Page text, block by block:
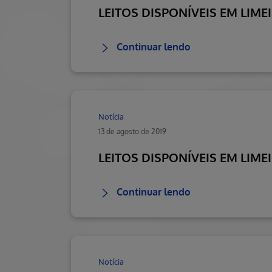
LEITOS DISPONÍVEIS EM
Continuar lendo
Notícia
13 de agosto de 2019
LEITOS DISPONÍVEIS EM
Continuar lendo
Notícia